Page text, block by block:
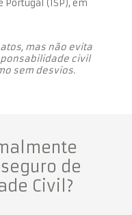
Portugal (ISP), em
mas não evita
civil
sem desvios.
de
Civil?